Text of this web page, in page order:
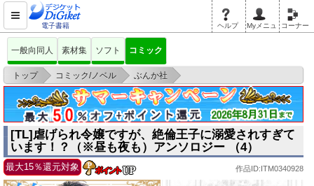
電子書籍 ヘルプ Myメニュ コーナー
一般向同人 素材集 ソフト コミック
トップ > コミック/ノベル > ぶんか社
>
[TL]虐げられ令嬢ですが、絶倫王子に溺愛されすぎています！？（※昼も夜
も）アン
[TL]虐げられ令嬢ですが、絶倫王子に溺愛されすぎて
います！？（※昼も夜も）アンソロジー （4）
最大15％還元対象 作品ID:ITM0340928